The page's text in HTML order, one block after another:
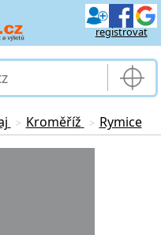
registrovat
> Kroměříž > Rymice